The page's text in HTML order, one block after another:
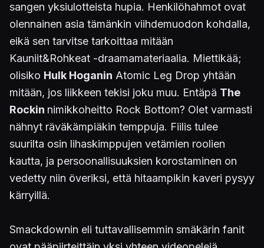
sangen yksiulotteista hupia. Henkilöhahmot ovat
olennainen asia tämänkin viihdemuodon kohdalla,
eikä sen tarvitse tarkoittaa mitään
Kauniit&Rohkeat -draamamateriaalia. Miettikää;
olisiko Hulk Hoganin Atomic Leg Drop yhtään
mitään, jos liikkeen tekisi joku muu. Entäpä The
Rockin nimikkoheitto Rock Bottom? Olet varmasti
nähnyt räväkämpiäkin temppuja. Fiilis tulee
suurilta osin lihaskimppujen vetämien roolien
kautta, ja persoonallisuuksien korostaminen on
vedetty niin överiksi, että hitaampikin kaveri pysyy
kärryillä.
Smackdownin eli tuttavallisemmin smäkärin fanit